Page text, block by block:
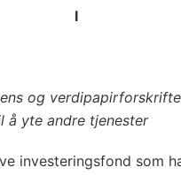
I
og
å yte andre tjenester
investeringsfond som